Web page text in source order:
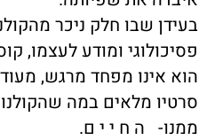
בעידן שבו חלק ניכר
פסיכולוגי ומודע לעצמו,
הוא אינו מפחד מרגש,
סרטיו מלאים במה
ממנו- ה ח י י ם.